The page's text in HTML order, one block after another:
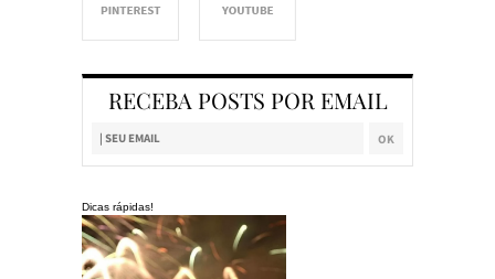
RECEBA POSTS POR EMAIL
Dicas rápidas!